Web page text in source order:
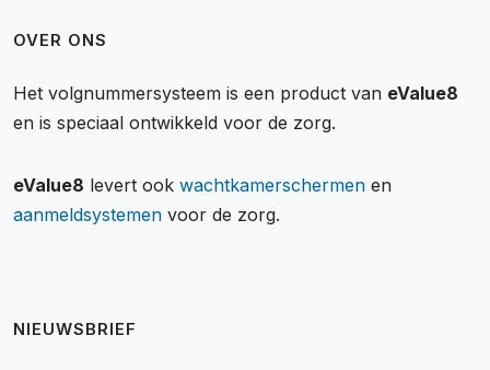
OVER ONS
Het volgnummersysteem is een product van eValue8
en is speciaal ontwikkeld voor de zorg.
eValue8 levert ook wachtkamerschermen en
aanmeldsystemen voor de zorg.
NIEUWSBRIEF